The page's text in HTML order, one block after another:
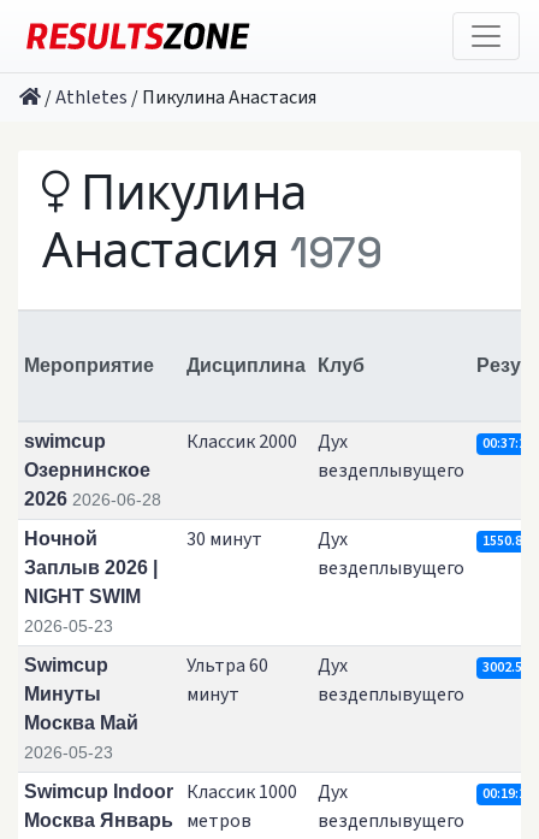
/Athletes /Пикулина Анастасия
Пикулина
Анастасия 1979
Мероприятие Дисциплина Клуб
swimcup
Озернинское
2026 2026-06-28
Классик 2000
Дух
вездеплывущего
Ночной
Заплыв 2026 |
NIGHT SWIM
2026-05-23
30 минут
Дух
вездеплывущего
1550.85
Swimcup
Минуты
Москва Май
2026-05-23
Ультра 60
минут
Дух
вездеплывущего
3002.5
Swimcup Indoor
Москва Январь
Классик 1000
метров
Дух
вездеплывущего